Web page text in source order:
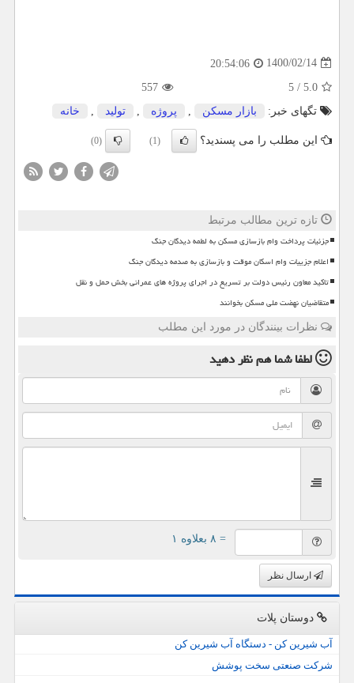
1400/02/14
20:54:06
5.0
/
5
557
تگهای خبر:
بازار مسكن پروژه تولید خانه
این مطلب را می پسندید؟ (1)
(0)
تازه ترین مطالب مرتبط
جزئیات پرداخت وام بازسازی مسکن به لطمه دیدگان جنگ
اعلام جزییات وام اسکان موقت و بازسازی به صدمه دیدگان جنگ
تاکید معاون رئیس دولت بر تسریع در اجرای پروژه های عمرانی بخش حمل و نقل
متقاضیان نهضت ملی مسکن بخوانند
نظرات بینندگان در مورد این مطلب
لطفا شما همنظر دهید
= ۸ بعلاوه ۱
ارسال نظر
دوستان پلات
آب شیرین کن - دستگاه آب شیرین کن
شرکت صنعتی سخت پوشش